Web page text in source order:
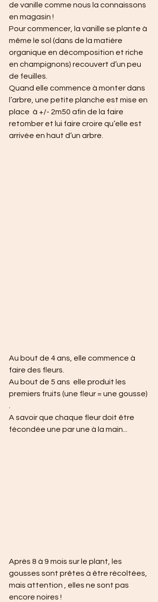
de vanille comme nous la connaissons
en magasin !
Pour commencer, la vanille se plante à
même le sol (dans de la matière
organique en décomposition et riche
en champignons) recouvert d’un peu
de feuilles.
Quand elle commence à monter dans
l’arbre, une petite planche est mise en
place  à +/- 2m50 afin de la faire
retomber et lui faire croire qu’elle est
arrivée en haut d’un arbre.
Au bout de 4 ans, elle commence à
faire des fleurs.
Au bout de 5 ans  elle produit les
premiers fruits (une fleur = une gousse)
.
A savoir que chaque fleur doit être
fécondée une par une à la main...
Après 8 à 9 mois sur le plant, les
gousses sont prêtes à être récoltées,
mais attention , elles ne sont pas
encore noires !